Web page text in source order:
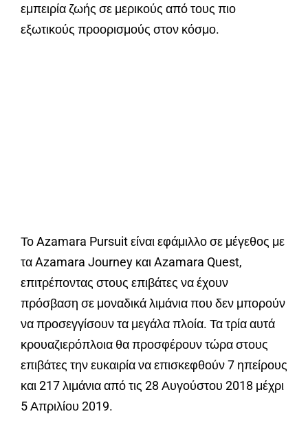
εμπειρία ζωής σε μερικούς από τους πιο
εξωτικούς προορισμούς στον κόσμο.
Το Azamara Pursuit είναι εφάμιλλο σε μέγεθος με
τα Azamara Journey και Azamara Quest,
επιτρέποντας στους επιβάτες να έχουν
πρόσβαση σε μοναδικά λιμάνια που δεν μπορούν
να προσεγγίσουν τα μεγάλα πλοία. Τα τρία αυτά
κρουαζιερόπλοια θα προσφέρουν τώρα στους
επιβάτες την ευκαιρία να επισκεφθούν 7 ηπείρους
και 217 λιμάνια από τις 28 Αυγούστου 2018 μέχρι
5 Απριλίου 2019.